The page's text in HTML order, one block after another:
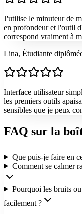
J'utilise le minuteur de
en profondeur et l'outil
correspond vraiment à
Lina, Étudiante
Interface utilisateur
les premiers outils
sensibles que je peux
FAQ sur la
Que puis-je faire en
Comment se calmer
Pourquoi les bruits
facilement ?